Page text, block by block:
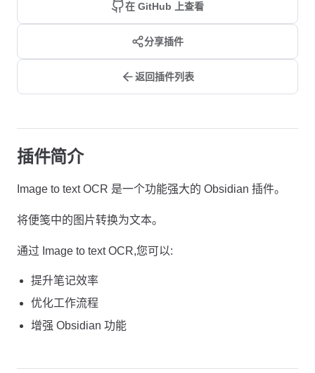
在 GitHub 上查看
分享插件
返回插件列表
插件简介
Image to text OCR 是一个功能强大的 Obsidian 插件。
将便笺中的图片转换为文本。
通过 Image to text OCR,您可以:
提升笔记效率
优化工作流程
增强 Obsidian 功能